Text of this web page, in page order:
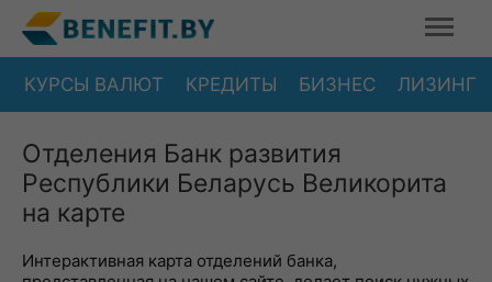
КУРСЫ ВАЛЮТ КРЕДИТЫ БИЗНЕС ЛИЗИНГ
Отделения Банк развития
Республики Беларусь Великорита
на карте
Интерактивная карта отделений банка,